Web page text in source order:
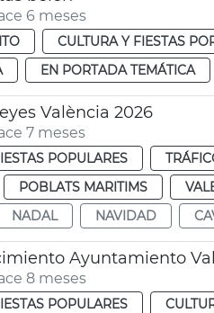
6 meses
CULTURA Y FIESTAS
EN PORTADA TEMÁTICA
València 2026
7 meses
POPULARES
POBLATS MARITIMS
NADAL NAVIDAD
Ayuntamiento
8 meses
POPULARES